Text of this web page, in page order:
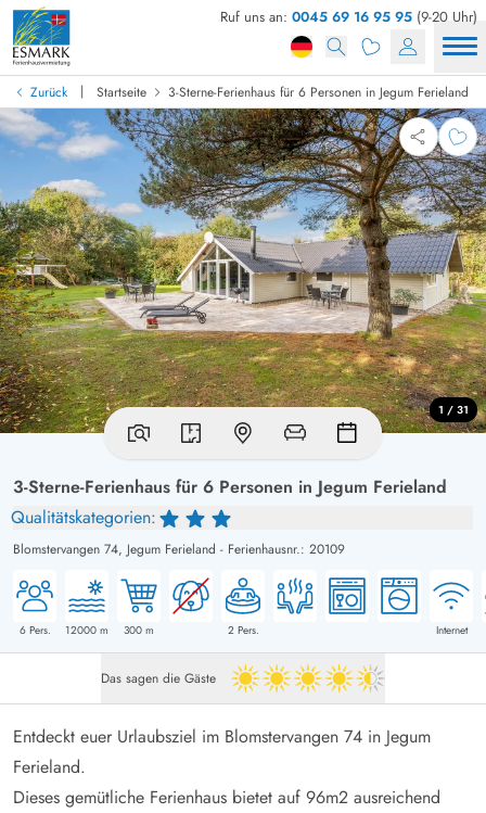
Ruf uns an: 0045 69 16 95 95 (9-20 Uhr)
Zurück | Startseite 3-Sterne-Ferienhaus für 6 Personen in Jegum Ferieland
3-Sterne-Ferienhaus für 6 Personen in Jegum Ferieland
Qualitätskategorien:
Blomstervangen 74, Jegum Ferieland - Ferienhausnr.: 20109
6Pers. 12000 m 300 m 2 Pers. Internet
1 / 31
Das sagen die Gäste 4.5 von 5
Entdeckt euer Urlaubsziel im Blomstervangen 74 in Jegum
Ferieland.
Dieses gemütliche Ferienhaus bietet auf 96m2 ausreichend